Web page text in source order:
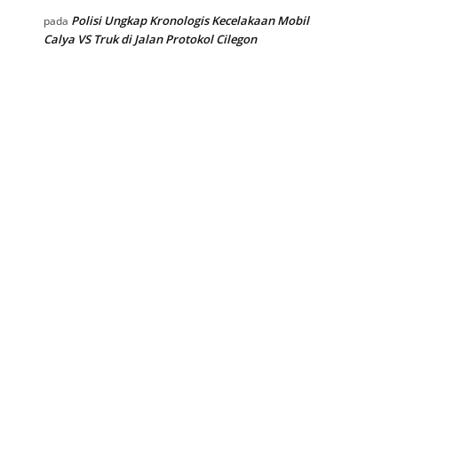
pada Polisi Ungkap Kronologis Kecelakaan Mobil
Calya VS Truk di Jalan Protokol Cilegon